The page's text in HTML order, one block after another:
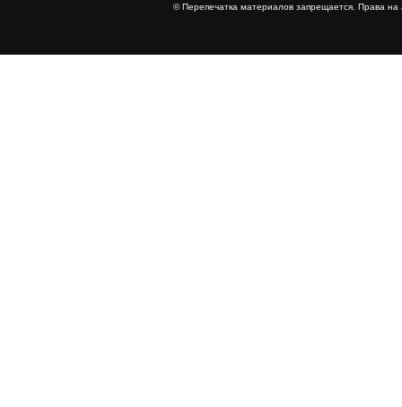
© Перепечатка материалов запрещается.